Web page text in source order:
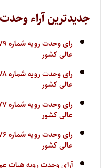
جدیدترین آراء
عالی کشور
عالی کشور
عالی کشور
عالی کشور
آرای وحدت رویه هیات